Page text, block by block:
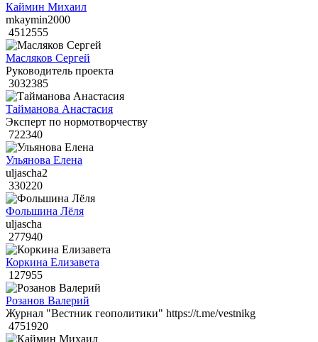
Каймин Михаил
mkaymin2000
4512555
Масляков Сергей
Руководитель проекта
3032385
Тайманова Анастасия
Эксперт по нормотворчеству
722340
Ульянова Елена
uljascha2
330220
Фольшина Лёля
uljascha
277940
Коркина Елизавета
127955
Розанов Валерий
Журнал "Вестник геополитики" https://t.me/vestnikg
4751920